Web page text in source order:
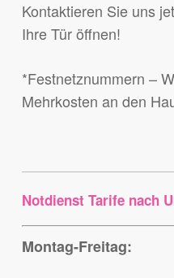
Kontaktieren Sie uns
Ihre Tür öffnen!
*Festnetznummern –
Mehrkosten an den
Notdienst Tarife nach
Montag-Freitag: